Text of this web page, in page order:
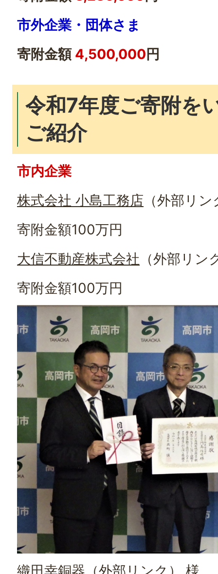
市外企業・団体さま
寄附金額 4,500,000円
令和7年度ご寄附を
ご紹介
市内企業
株式会社 小島工務店 （外部リ
寄附金額100万円
大信不動産株式会社 （外部リン
寄附金額100万円
織田幸銅器 （外部リンク） 様